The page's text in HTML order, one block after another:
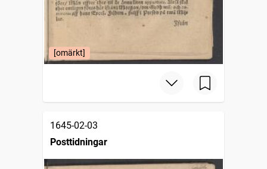
[omärkt]
1645-02-03
Posttidningar